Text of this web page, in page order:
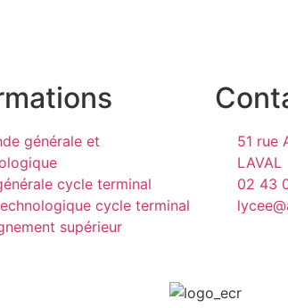
générale et
cycle terminal
cycle terminal
supérieur
51 rue
LAVAL
02 43